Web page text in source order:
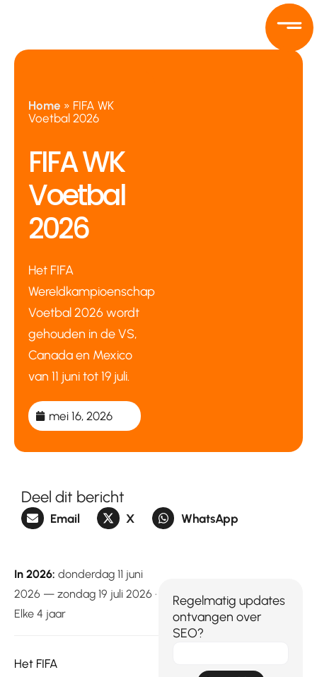
inhoud
Home » FIFA WK
Voetbal 2026
FIFA WK
Voetbal
2026
Het FIFA
Wereldkampioenschap
Voetbal 2026 wordt
gehouden in de VS,
Canada en Mexico
van 11 juni tot 19 juli.
mei 16, 2026
Deel dit bericht
Email X WhatsApp
In 2026: donderdag 11 juni
2026 — zondag 19 juli 2026 ·
Elke 4 jaar
Het FIFA
Regelmatig updates
ontvangen over
SEO?